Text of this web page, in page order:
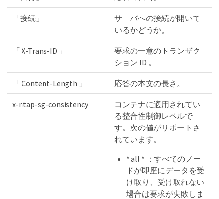
「接続」
サーバへの接続が開いて
いるかどうか。
「 X-Trans-ID 」
要求の一意のトランザク
ション ID 。
「 Content-Length 」 応答の本文の長さ。
x-ntap-sg-consistency
コンテナに適用されてい
る整合性制御レベルで
す。次の値がサポートさ
れています。
* all * ：すべてのノー
ドが即座にデータを受
け取り、受け取れない
場合は要求が失敗しま